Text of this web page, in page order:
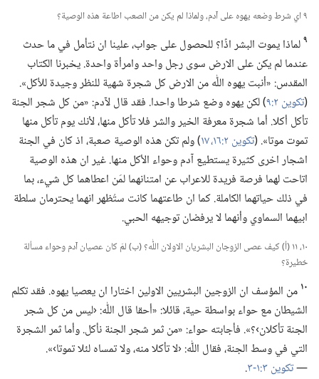
٩ اي شرط وضعه يهوه على آدم،‏ ولماذا لم يكن من الصعب اطاعة هذه الوصية؟‏
٩لماذا يموت البشر اذًا؟‏ للحصول على جواب،‏ علينا ان نتأمل في ما حدث
عندما لم يكن على الارض سوى رجل واحد وامرأة واحدة.‏ يخبرنا الكتاب
المقدس:‏ «أنبت يهوه اللّٰه من الارض كل شجرة شهية للنظر وجيدة للأكل».‏
(‏تكوين ٢:‏٩
‏)‏ لكن يهوه وضع شرطا واحدا.‏ فقد قال لآدم:‏ «من كل شجر الجنة
تأكل أكلا.‏ أما شجرة معرفة الخير والشر فلا تأكل منها،‏ لأنك يوم تأكل منها
تموت موتا».‏ (‏تكوين ٢:‏١٦،‏ ١٧
‏)‏ ولم تكن هذه الوصية صعبة،‏ اذ كان في الجنة
اشجار اخرى كثيرة يستطيع آدم وحواء الأكل منها.‏ غير ان هذه الوصية
اتاحت لهما فرصة فريدة للاعراب عن امتنانهما لمَن اعطاهما كل شيء،‏ بما
في ذلك حياتهما الكاملة.‏ كما ان طاعتهما كانت ستُظهر انهما يحترمان سلطة
ابيهما السماوي وأنهما لا يرفضان توجيهه الحبي.‏
١٠،‏ ١١ (‏أ)‏ كيف عصى الزوجان البشريان الاولان اللّٰه؟‏ (‏ب)‏ لمَ كان عصيان آدم وحواء مسألة
خطيرة؟‏
١٠ من المؤسف ان الزوجين البشريين الاولين اختارا ان يعصيا يهوه.‏ فقد تكلم
الشيطان مع حواء بواسطة حية،‏ قائلا:‏ «أحقا قال اللّٰه:‏ ‹ليس من كل شجر
الجنة تأكلان›؟‏».‏ فأجابته حواء:‏ «من ثمر شجر الجنة نأكل.‏ وأما ثمر الشجرة
التي في وسط الجنة،‏ فقال اللّٰه:‏ ‹لا تأكلا منه،‏ ولا تمساه لئلا تموتا›».‏
—‏تكوين ٣:‏١-‏٣ ‏.‏